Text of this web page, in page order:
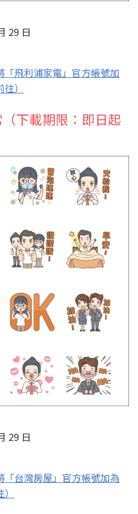
29 日
「飛利浦家電」官方帳號加
）
下載期限：即日起
29 日
「台灣房屋」官方帳號加為